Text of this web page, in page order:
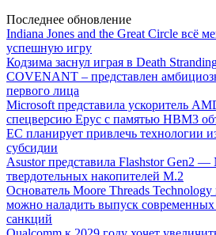
Последнее обновление
Indiana Jones and the Great Circle всё
успешную игру
Кодзима заснул играя в Death
COVENANT – представлен
первого лица
Microsoft представила ускоритель
спецверсию Epyc с памятью HBM3
ЕС планирует привлечь технологии
субсидии
Asustor представила Flashstor Gen2
твердотельных накопителей M.2
Основатель Moore Threads Technology
можно наладить выпуск
санкций